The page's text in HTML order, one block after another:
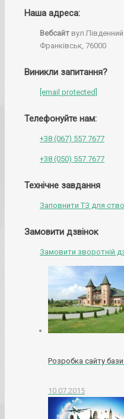
Наша адреса:
Вебсайт
Франківськ, 76000
Виникли запитання?
[email protected]
Телефонуйте нам:
+38 (067) 557 7677
+38 (050) 557 7677
Технічне завдання
Заповнити ТЗ для
Замовити дзвінок
Замовити зворотній
Розробка сайту
10.07.2015